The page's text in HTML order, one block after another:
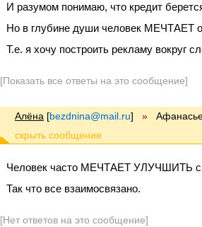
И разумом понимаю, что кредит
Но в глубине души человек МЕЧТАЕТ
Т.е. я хочу построить рекламу вокруг
[Показать все ответы на это сообщение]
Алёна [bezdnina@mail.ru] »
Человек часто МЕЧТАЕТ УЛУЧШИТЬ
Так что все взаимосвязано.
[Нет ответов на это сообщение]